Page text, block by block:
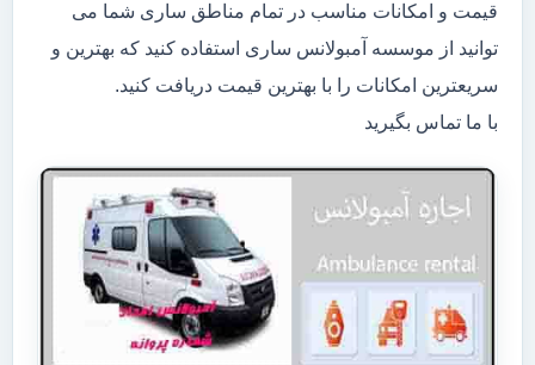
قیمت و امکانات مناسب در تمام مناطق ساری شما می
توانید از موسسه آمبولانس ساری استفاده کنید که بهترین و
سریعترین امکانات را با بهترین قیمت دریافت کنید.
با ما تماس بگیرید